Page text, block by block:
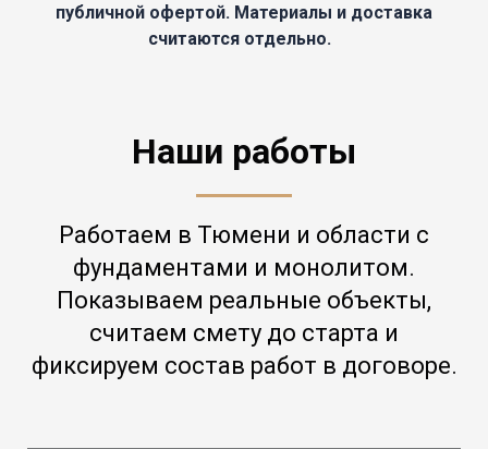
публичной офертой. Материалы и доставка
считаются отдельно.
Наши работы
Работаем в Тюмени и области с
фундаментами и монолитом.
Показываем реальные объекты,
считаем смету до старта и
фиксируем состав работ в договоре.